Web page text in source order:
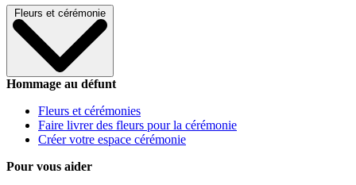
Fleurs et cérémonie
Hommage au défunt
Fleurs et cérémonies
Faire livrer des fleurs pour la cérémonie
Créer votre espace cérémonie
Pour vous aider